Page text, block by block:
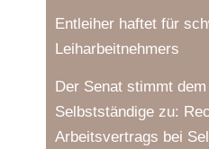
Entleiher haftet für
Leiharbeitnehmers
Der Senat stimmt
Selbstständige zu:
Arbeitsvertrags bei